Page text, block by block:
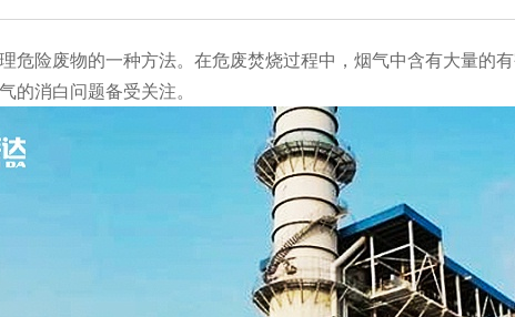
危险废物的一种方法。在危废焚烧过程中，烟气中含有大量的
的消白问题备受关注。